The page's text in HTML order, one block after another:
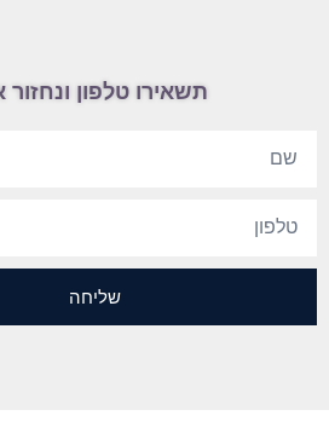
תשאירו טלפון ונחזור
שליחה